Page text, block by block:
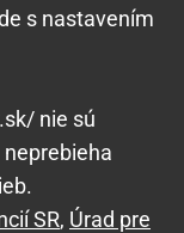
s nastavením
nie sú
SR, Úrad pre